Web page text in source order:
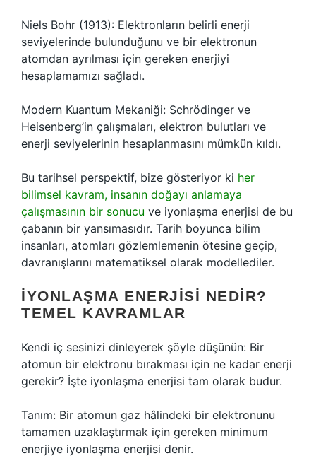
Niels Bohr (1913): Elektronların belirli enerji
seviyelerinde bulunduğunu ve bir elektronun
atomdan ayrılması için gereken enerjiyi
hesaplamamızı sağladı.
Modern Kuantum Mekaniği: Schrödinger ve
Heisenberg’in çalışmaları, elektron bulutları ve
enerji seviyelerinin hesaplanmasını mümkün kıldı.
Bu tarihsel perspektif, bize gösteriyor ki her
bilimsel kavram, insanın doğayı anlamaya
çalışmasının bir sonucu ve iyonlaşma enerjisi de bu
çabanın bir yansımasıdır. Tarih boyunca bilim
insanları, atomları gözlemlemenin ötesine geçip,
davranışlarını matematiksel olarak modellediler.
İYONLAŞMA ENERJISI NEDIR?
TEMEL KAVRAMLAR
Kendi iç sesinizi dinleyerek şöyle düşünün: Bir
atomun bir elektronu bırakması için ne kadar enerji
gerekir? İşte iyonlaşma enerjisi tam olarak budur.
Tanım: Bir atomun gaz hâlindeki bir elektronunu
tamamen uzaklaştırmak için gereken minimum
enerjiye iyonlaşma enerjisi denir.